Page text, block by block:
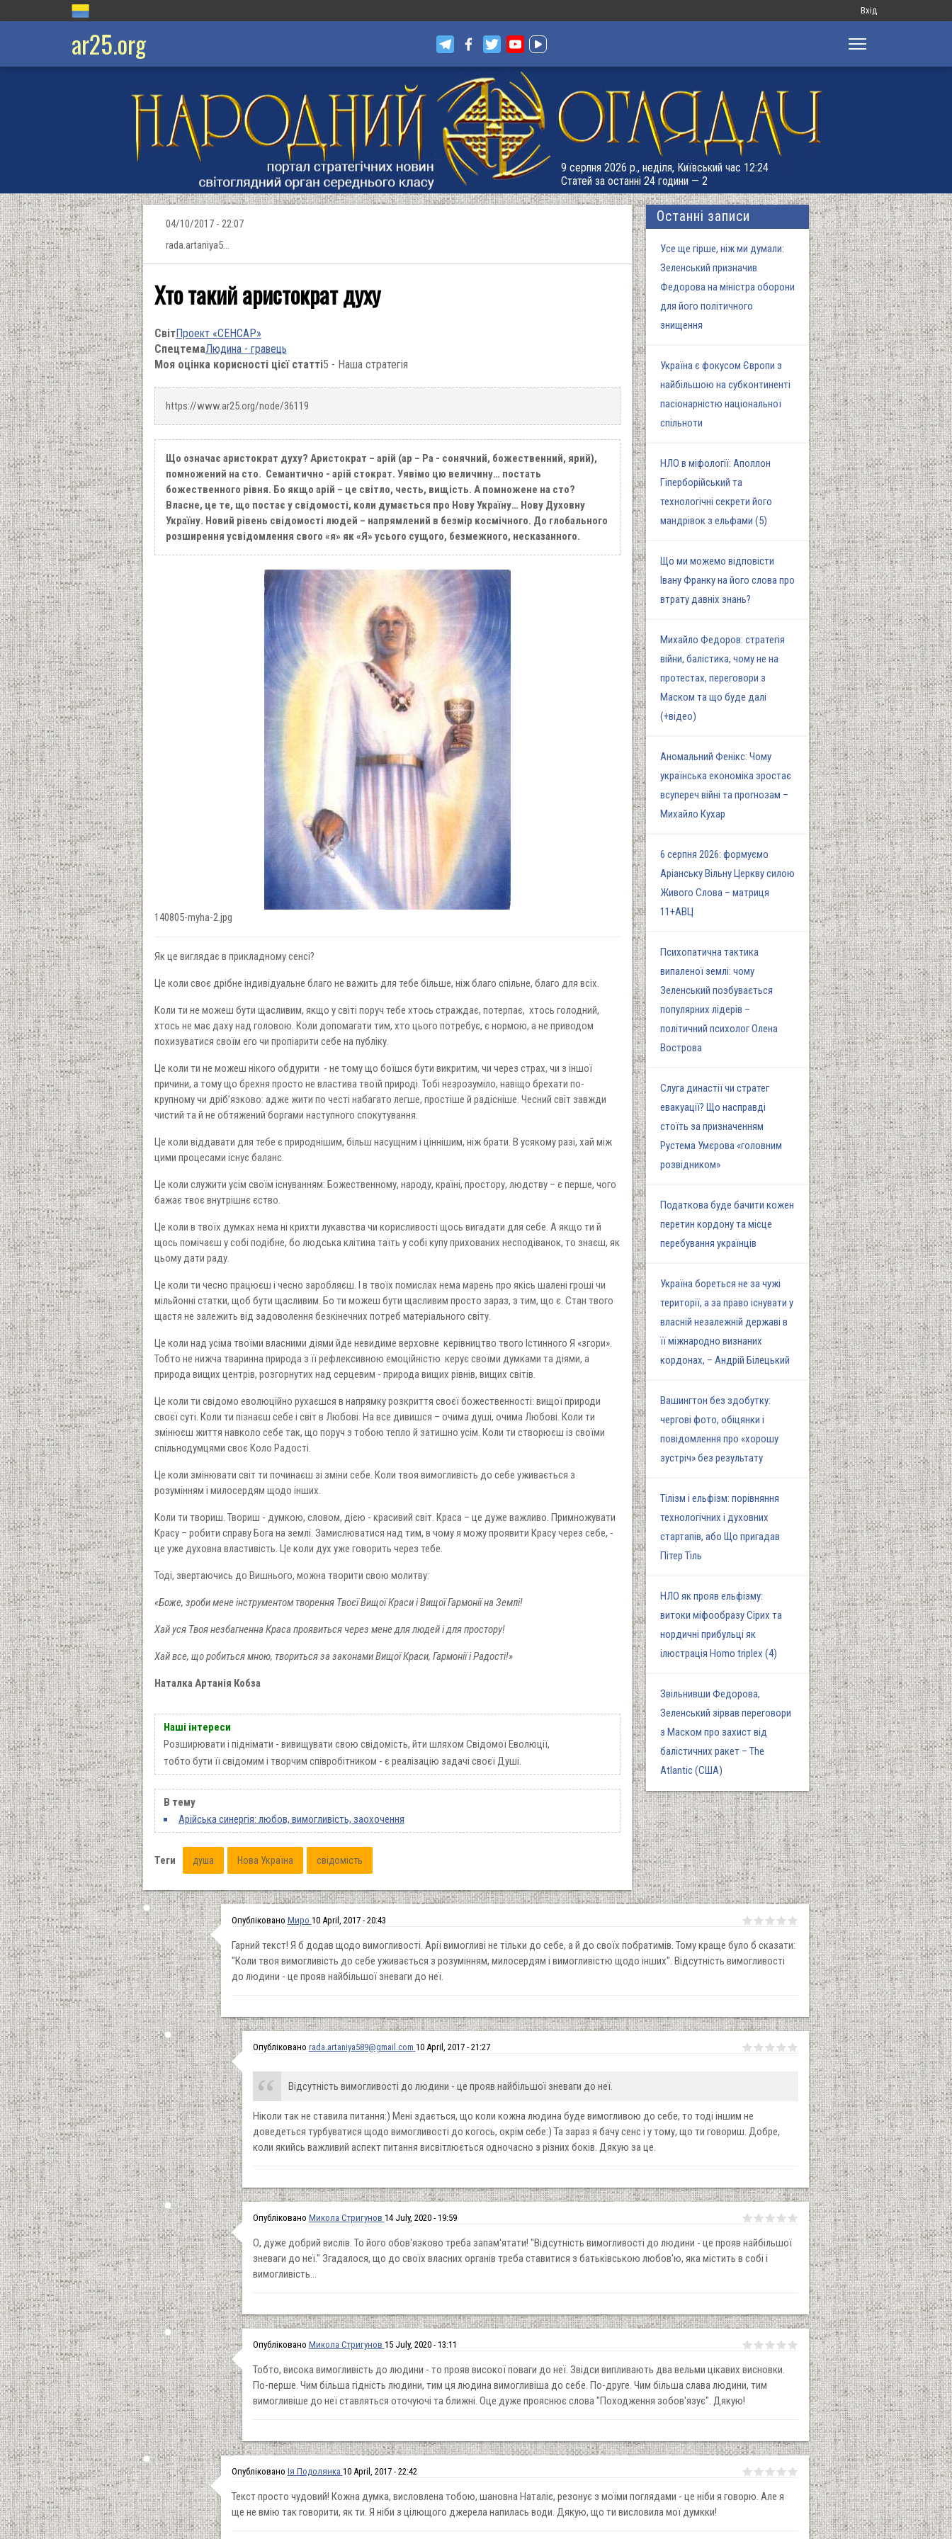
Меню
запису
Вхід
ar25.org
9 серпня 2026 р., неділя, Київський час 12:24
Статей за останні 24 години — 2
04/10/2017 - 22:07
rada.artaniya5…
Хто такий аристократ духу
СвітПроект «СЕНСАР»
СпецтемаЛюдина - гравець
Моя оцінка корисності цієї статті5 - Наша стратегія
https://www.ar25.org/node/36119
Що означає аристократ духу? Аристократ – арій (ар – Ра - сонячний, божественний, ярий),
помножений на сто. Семантично - арій стократ. Уявімо цю величину… постать
божественного рівня. Бо якщо арій – це світло, честь, вищість. А помножене на сто?
Власне, це те, що постає у свідомості, коли думається про Нову Україну… Нову Духовну
Україну. Новий рівень свідомості людей – напрямлений в безмір космічного. До глобального
розширення усвідомлення свого «я» як «Я» усього сущого, безмежного, несказанного.
140805-myha-2.jpg
Як це виглядає в прикладному сенсі?
Це коли своє дрібне індивідуальне благо не важить для тебе більше, ніж благо спільне, благо для всіх.
Коли ти не можеш бути щасливим, якщо у світі поруч тебе хтось страждає, потерпає, хтось голодний,
хтось не має даху над головою. Коли допомагати тим, хто цього потребує, є нормою, а не приводом
похизуватися своїм его чи пропіарити себе на публіку.
Це коли ти не можеш нікого обдурити - не тому що боїшся бути викритим, чи через страх, чи з іншої
причини, а тому що брехня просто не властива твоїй природі. Тобі незрозуміло, навіщо брехати по-
крупному чи дріб’язково: адже жити по честі набагато легше, простіше й радісніше. Чесний світ завжди
чистий та й не обтяжений боргами наступного спокутування.
Це коли віддавати для тебе є природнішим, більш насущним і ціннішим, ніж брати. В усякому разі, хай між
цими процесами існує баланс.
Це коли служити усім своїм існуванням: Божественному, народу, країні, простору, людству – є перше, чого
бажає твоє внутрішнє єство.
Це коли в твоїх думках нема ні крихти лукавства чи корисливості щось вигадати для себе. А якщо ти й
щось помічаєш у собі подібне, бо людська клітина таїть у собі купу прихованих несподіванок, то знаєш, як
цьому дати раду.
Це коли ти чесно працюєш і чесно заробляєш. І в твоїх помислах нема марень про якісь шалені гроші чи
мільйонні статки, щоб бути щасливим. Бо ти можеш бути щасливим просто зараз, з тим, що є. Стан твого
щастя не залежить від задоволення безкінечних потреб матеріального світу.
Це коли над усіма твоїми власними діями йде невидиме верховне керівництво твого Істинного Я «згори».
Тобто не нижча тваринна природа з її рефлексивною емоційністю керує своїми думками та діями, а
природа вищих центрів, розгорнутих над серцевим - природа вищих рівнів, вищих світів.
Це коли ти свідомо еволюційно рухаєшся в напрямку розкриття своєї божественності: вищої природи
своєї суті. Коли ти пізнаєш себе і світ в Любові. На все дивишся – очима душі, очима Любові. Коли ти
змінюєш життя навколо себе так, що поруч з тобою тепло й затишно усім. Коли ти створюєш із своїми
спільнодумцями своє Коло Радості.
Це коли змінювати світ ти починаєш зі зміни себе. Коли твоя вимогливість до себе уживається з
розумінням і милосердям щодо інших.
Коли ти твориш. Твориш - думкою, словом, дією - красивий світ. Краса – це дуже важливо. Примножувати
Красу – робити справу Бога на землі. Замислюватися над тим, в чому я можу проявити Красу через себе, -
це уже духовна властивість. Це коли дух уже говорить через тебе.
Тоді, звертаючись до Вишнього, можна творити свою молитву:
«Боже, зроби мене інструментом творення Твоєї Вищої Краси і Вищої Гармонії на Землі!
Хай уся Твоя незбагненна Краса проявиться через мене для людей і для простору!
Хай все, що робиться мною, твориться за законами Вищої Краси, Гармонії і Радості!»
Наталка Артанія Кобза
Наші інтереси
Розширювати і піднімати - вивищувати свою свідомість, йти шляхом Свідомої Еволюції,
тобто бути її свідомим і творчим співробітником - є реалізацію задачі своєї Душі.
В тему
Арійська синергія: любов, вимогливість, заохочення
Теги душа Нова Україна свідомість
Останні записи
Усе ще гірше, ніж ми думали:
Зеленський призначив
Федорова на міністра оборони
для його політичного
знищення
Україна є фокусом Європи з
найбільшою на субконтиненті
пасіонарністю національної
спільноти
НЛО в міфології: Аполлон
Гіперборійський та
технологічні секрети його
мандрівок з ельфами (5)
Що ми можемо відповісти
Івану Франку на його слова про
втрату давніх знань?
Михайло Федоров: стратегія
війни, балістика, чому не на
протестах, переговори з
Маском та що буде далі
(+відео)
Аномальний Фенікс: Чому
українська економіка зростає
всупереч війні та прогнозам –
Михайло Кухар
6 серпня 2026: формуємо
Аріанську Вільну Церкву силою
Живого Слова – матриця
11+АВЦ
Психопатична тактика
випаленої землі: чому
Зеленський позбувається
популярних лідерів –
політичний психолог Олена
Вострова
Слуга династії чи стратег
евакуації? Що насправді
стоїть за призначенням
Рустема Умєрова «головним
розвідником»
Податкова буде бачити кожен
перетин кордону та місце
перебування українців
Україна бореться не за чужі
території, а за право існувати у
власній незалежній державі в
її міжнародно визнаних
кордонах, – Андрій Білецький
Вашингтон без здобутку:
чергові фото, обіцянки і
повідомлення про «хорошу
зустріч» без результату
Тілізм і ельфізм: порівняння
технологічних і духовних
стартапів, або Що пригадав
Пітер Тіль
НЛО як прояв ельфізму:
витоки міфообразу Сірих та
нордичні прибульці як
ілюстрація Homo triplex (4)
Звільнивши Федорова,
Зеленський зірвав переговори
з Маском про захист від
балістичних ракет – The
Atlantic (США)
Опубліковано Миро 10 April, 2017 - 20:43
Гарний текст! Я б додав щодо вимогливості. Арії вимогливі не тільки до себе, а й до своїх побратимів. Тому краще було б сказати:
"Коли твоя вимогливість до себе уживається з розумінням, милосердям і вимогливістю щодо інших". Відсутність вимогливості
до людини - це прояв найбільшої зневаги до неї.
Опубліковано rada.artaniya589@gmail.com 10 April, 2017 - 21:27
Відсутність вимогливості до людини - це прояв найбільшої зневаги до неї.
Ніколи так не ставила питання:) Мені здається, що коли кожна людина буде вимогливою до себе, то тоді іншим не
доведеться турбуватися щодо вимогливості до когось, окрім себе:) Та зараз я бачу сенс і у тому, що ти говориш. Добре,
коли якийсь важливий аспект питання висвітлюється одночасно з різних боків. Дякую за це.
Опубліковано Микола Стригунов 14 July, 2020 - 19:59
О, дуже добрий вислів. То його обов'язково треба запам'ятати! "Відсутність вимогливості до людини - це прояв найбільшої
зневаги до неї." Згадалося, що до своїх власних органів треба ставитися з батьківською любов'ю, яка містить в собі і
вимогливість...
Опубліковано Микола Стригунов 15 July, 2020 - 13:11
Тобто, висока вимогливість до людини - то прояв високої поваги до неї. Звідси випливають два вельми цікавих висновки.
По-перше. Чим більша гідність людини, тим ця людина вимогливіша до себе. По-друге. Чим більша слава людини, тим
вимогливіше до неї ставляться оточуючі та ближні. Оце дуже прояснює слова "Походження зобов'язує". Дякую!
Опубліковано Ія Подолянка 10 April, 2017 - 22:42
Текст просто чудовий! Кожна думка, висловлена тобою, шановна Наталіє, резонує з моїми поглядами - це ніби я говорю. Але я
ще не вмію так говорити, як ти. Я ніби з цілющого джерела напилась води. Дякую, що ти висловила мої думкки!